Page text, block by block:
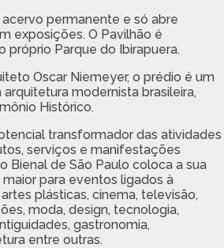
permanente e só abre
exposições. O Pavilhão é
próprio Parque do Ibirapuera.
Oscar Niemeyer, o prédio é um
modernista brasileira,
Histórico.
transformador das atividades
serviços e manifestações
Bienal de São Paulo coloca a sua
para eventos ligados à
plásticas, cinema, televisão,
moda, design, tecnologia,
gastronomia,
entre outras.